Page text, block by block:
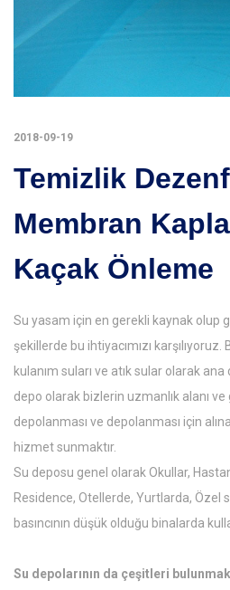
2018-09-19
Temizlik
Membran
Kaçak Önleme
Su yasam için en gerekli kaynak olup
şekillerde bu ihtiyacımızı
kulanım suları ve atık sular olarak
depo olarak bizlerin uzmanlık alanı ve
depolanması ve depolanması için
hizmet sunmaktır.
Su deposu genel olarak Okullar,
Residence, Otellerde, Yurtlarda, Özel
basıncının düşük olduğu binalarda
Su depolarının da çeşitleri